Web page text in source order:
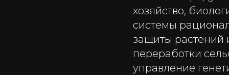
хозяйство,
системы
защиты растений
переработки
управление